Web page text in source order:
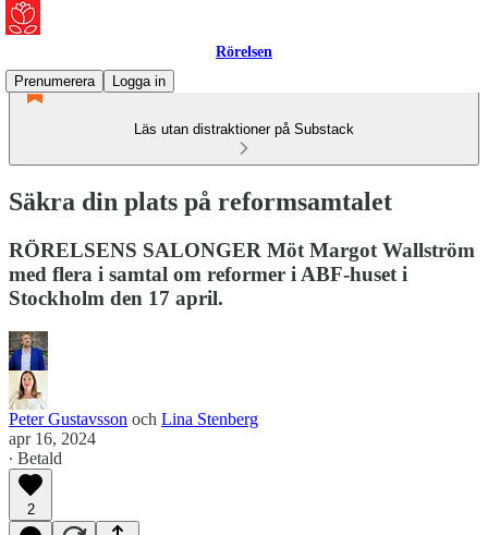
Rörelsen
Prenumerera
Logga in
Läs utan distraktioner på Substack
Säkra din plats på reformsamtalet
RÖRELSENS SALONGER Möt Margot Wallström
med flera i samtal om reformer i ABF-huset i
Stockholm den 17 april.
Peter Gustavsson och Lina Stenberg
apr 16, 2024
∙ Betald
2